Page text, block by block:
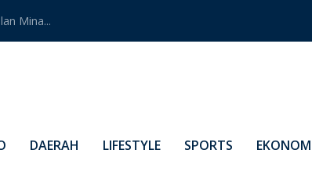
Mina...
DAERAH LIFESTYLE SPORTS